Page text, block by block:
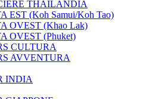
THAILANDIA
EST (Koh Samui/Koh Tao)
OVEST (Khao Lak)
OVEST (Phuket)
CULTURA
AVVENTURA
INDIA